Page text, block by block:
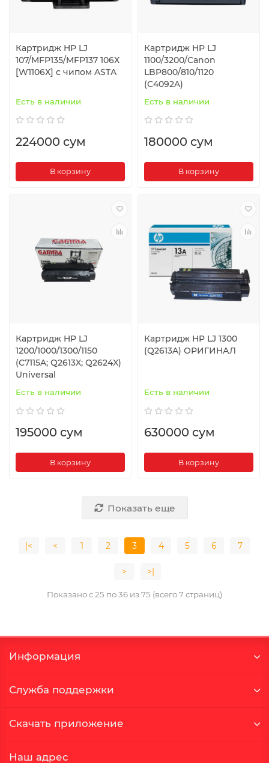
Картридж HP LJ
107/MFP135/MFP137 106Х
[W1106Х] с чипом ASTA
Есть в наличии
224000 сум
В корзину
Картридж HP LJ
1100/3200/Canon
LBP800/810/1120
(C4092A)
Есть в наличии
180000 сум
В корзину
Картридж HP LJ
1200/1000/1300/1150
(C7115A; Q2613X; Q2624X)
Universal
Есть в наличии
195000 сум
В корзину
Картридж HP LJ 1300
(Q2613A) ОРИГИНАЛ
Есть в наличии
630000 сум
В корзину
Показать еще
|< < 1 2 3 4 5 6 7
> >|
Показано с 25 по 36 из 75 (всего 7 страниц)
Информация
Служба поддержки
Скачать приложение
Наш адрес